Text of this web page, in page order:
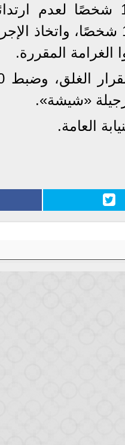
أسفرت الجهود خلال 24 ساعة عن ضبط
الواقية، وتم التصالح وسداد الغرامة المقررة
العامة.